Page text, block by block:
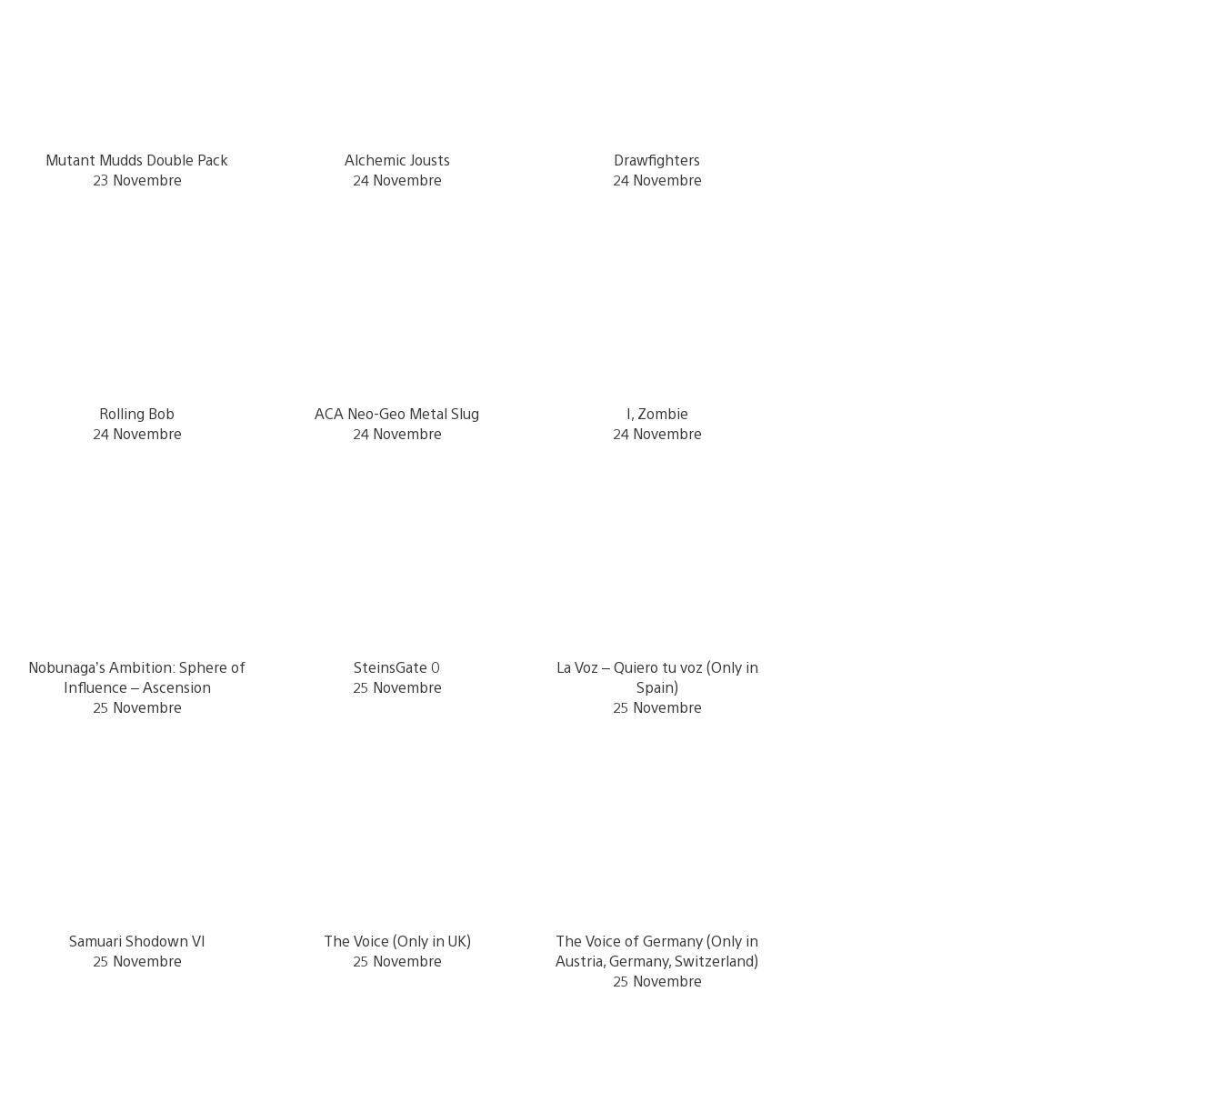
Mutant Mudds Double Pack
23 Novembre
Alchemic Jousts
24 Novembre
Drawfighters
24 Novembre
Rolling Bob
24 Novembre
ACA Neo-Geo Metal Slug
24 Novembre
I, Zombie
24 Novembre
Nobunaga’s Ambition: Sphere of
Influence – Ascension
25 Novembre
SteinsGate 0
25 Novembre
La Voz – Quiero tu voz (Only in
Spain)
25 Novembre
Samuari Shodown VI
25 Novembre
The Voice (Only in UK)
25 Novembre
The Voice of Germany (Only in
Austria, Germany, Switzerland)
25 Novembre